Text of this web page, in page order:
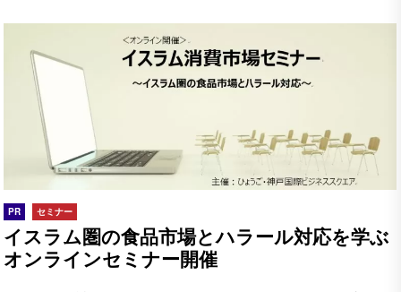
PR セミナー
イスラム圏の食品市場とハラール対応を学ぶ
オンラインセミナー開催